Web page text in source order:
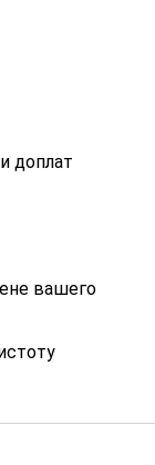
доплат
вашего